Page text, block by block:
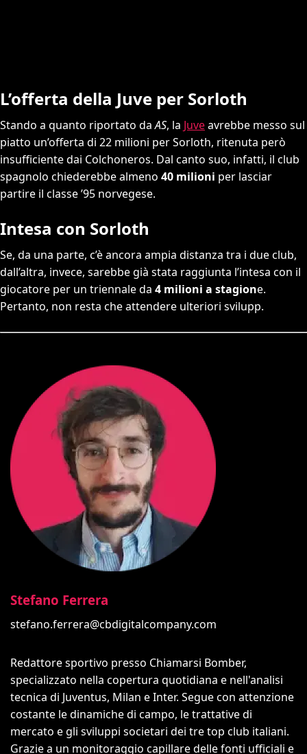
L’offerta della Juve per Sorloth
Stando a quanto riportato daAS, la Juveavrebbe messo sul
piatto un’offerta di 22 milioni per Sorloth, ritenuta però
insufficiente dai Colchoneros. Dal canto suo, infatti, il club
spagnolo chiederebbe almeno 40 milioni per lasciar
partire il classe ’95 norvegese.
Intesa con Sorloth
Se, da una parte, c’è ancora ampia distanza tra i due club,
dall’altra, invece, sarebbe già stata raggiunta l’intesa con il
giocatore per un triennale da 4 milioni a stagione.
Pertanto, non resta che attendere ulteriori svilupp.
Stefano Ferrera
stefano.ferrera@cbdigitalcompany.com
Redattore sportivo presso Chiamarsi Bomber,
specializzato nella copertura quotidiana e nell'analisi
tecnica di Juventus, Milan e Inter. Segue con attenzione
costante le dinamiche di campo, le trattative di
mercato e gli sviluppi societari dei tre top club italiani.
Grazie a un monitoraggio capillare delle fonti ufficiali e